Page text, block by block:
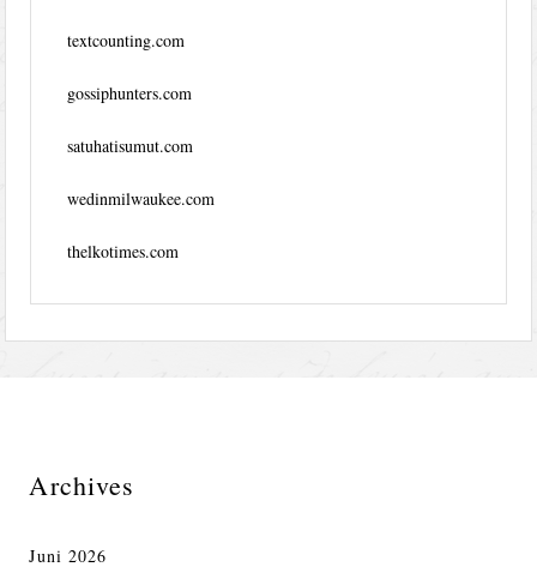
textcounting.com
gossiphunters.com
satuhatisumut.com
wedinmilwaukee.com
thelkotimes.com
Archives
Juni 2026